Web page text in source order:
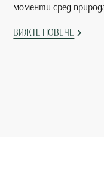
моменти сред
ВИЖТЕ ПОВЕЧЕ